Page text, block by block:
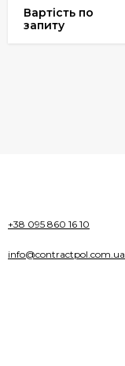
Вартість по
запиту
+38 095 860 16 10
info@contractpol.com.ua